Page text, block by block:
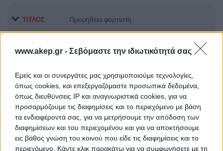
www.akep.gr - Σεβόμαστε την ιδιωτικότητά σας
Εμείς και οι συνεργάτες μας χρησιμοποιούμε τεχνολογίες,
όπως cookies, και επεξεργαζόμαστε προσωπικά δεδομένα,
όπως διευθύνσεις IP και αναγνωριστικά cookies, για να
προσαρμόζουμε τις διαφημίσεις και το περιεχόμενο με βάση
τα ενδιαφέροντά σας, για να μετρήσουμε την απόδοση των
διαφημίσεων και του περιεχομένου και για να αποκτήσουμε
εις βάθος γνώση του κοινού που είδε τις διαφημίσεις και το
περιεχόμενο. Κάντε κλικ παρακάτω για να συμφωνήσετε με τη
ΤΙΤΛΟΣ Προμήθεια φορτιστή
ΤΙΤΛΟΣ
Προμήθεια Εκπαιδευτικού και
Εργαστηριακού Εξοπλισμού των
εννέα Σχολών του ΕΜΠ»